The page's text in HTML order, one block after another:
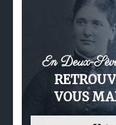
En Deux-
VOUS